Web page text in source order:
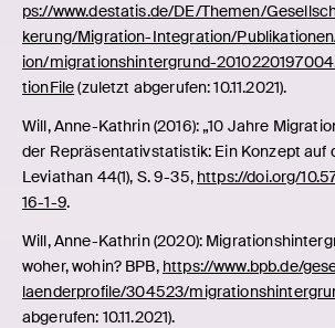
ps://www.destatis.de/DE/Themen/
kerung/Migration-Integration/
ion/migrationshintergrund-
tionFile(zuletzt abgerufen: 10.11.2021).
Will, Anne-Kathrin (2016): „10 Jahre
der Repräsentativstatistik: Ein Konzept auf
Leviathan 44(1), S. 9-35, https://doi.org/
16-1-9.
Will, Anne-Kathrin (2020):
woher, wohin? BPB, https://www.bpb.de/
laenderprofile/304523/
abgerufen: 10.11.2021).